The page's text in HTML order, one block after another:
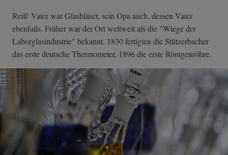
Reiß' Vater war Glasbläser, sein Opa auch, dessen Vater
ebenfalls. Früher war der Ort weltweit als die "Wiege der
Laborglasindustrie" bekannt. 1830 fertigten die Stützerbacher
das erste deutsche Thermometer, 1896 die erste Röntgenröhre.